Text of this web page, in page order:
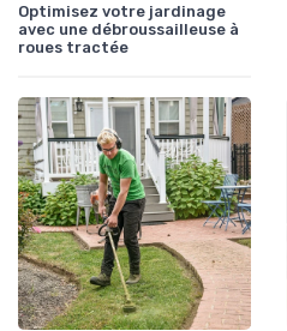
Optimisez votre jardinage
avec une débroussailleuse à
roues tractée